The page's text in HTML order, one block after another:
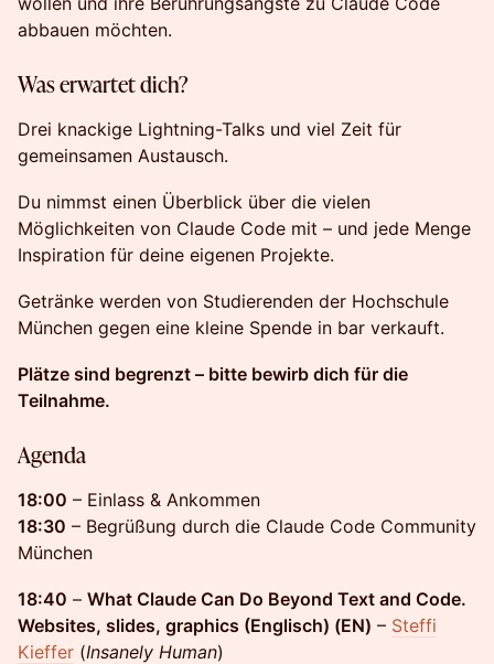
abbauen möchten.
Was erwartet dich?
Drei knackige Lightning-Talks und viel Zeit für
gemeinsamen Austausch.
​​Du nimmst einen Überblick über die vielen
Möglichkeiten von Claude Code mit – und jede Menge
Inspiration für deine eigenen Projekte.
Getränke werden von Studierenden der Hochschule
München gegen eine kleine Spende in bar verkauft.
Plätze sind begrenzt – bitte bewirb dich für die
Teilnahme.
Agenda
18:00 – Einlass & Ankommen
18:30 – Begrüßung durch die Claude Code Community
München
18:40 – What Claude Can Do Beyond Text and Code.
Websites, slides, graphics (Englisch) (EN) – Steffi
Kieffer (Insanely Human)